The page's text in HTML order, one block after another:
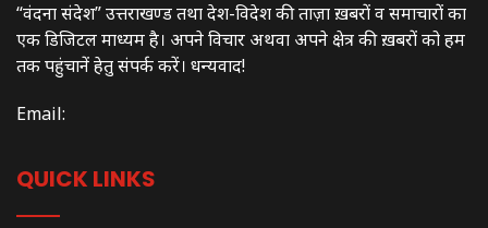
“वंदना संदेश” उत्तराखण्ड तथा देश-विदेश की ताज़ा ख़बरों व समाचारों का
एक डिजिटल माध्यम है। अपने विचार अथवा अपने क्षेत्र की ख़बरों को हम
तक पहुंचानें हेतु संपर्क करें। धन्यवाद!
Email:
QUICK LINKS